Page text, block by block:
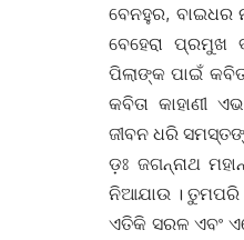
ବେନହୁର, ବାଇଧର
ବେହେରା ପ୍ରମୁଖ
ପିଲାଙ୍କ ପାଇଁ
କବିତା କାହାଣୀ
ଜୀବନ ଧରି
ଡ଼ଃ ଜଗନ୍ନାଥ
ନିଆଯାଉ । ତୁମପରି
ଏତିକି ସରଳ ଏବଂ